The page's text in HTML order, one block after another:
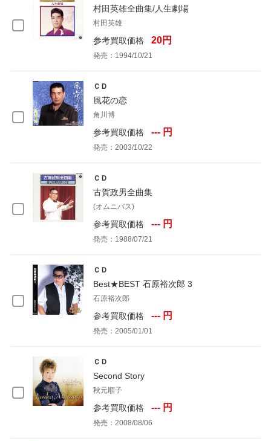
村田英雄全曲集/人生劇場
村田英雄
参考買取価格 20円
発売：1994/10/21
ＣＤ
風花の恋
角川博
参考買取価格 --- 円
発売：2003/10/22
ＣＤ
古賀政男全曲集
(オムニバス)
参考買取価格 --- 円
発売：1988/07/21
ＣＤ
Best★BEST 石原裕次郎 3
石原裕次郎
参考買取価格 --- 円
発売：2005/01/01
ＣＤ
Second Story
秋元順子
参考買取価格 --- 円
発売：2008/08/06